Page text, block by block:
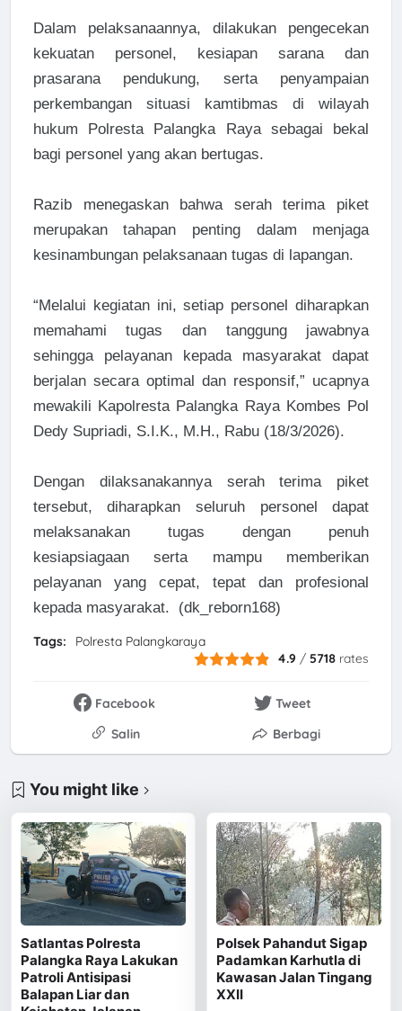
Dalam pelaksanaannya, dilakukan pengecekan
kekuatan personel, kesiapan sarana dan
prasarana pendukung, serta penyampaian
perkembangan situasi kamtibmas di wilayah
hukum Polresta Palangka Raya sebagai bekal
bagi personel yang akan bertugas.
Razib menegaskan bahwa serah terima piket
merupakan tahapan penting dalam menjaga
kesinambungan pelaksanaan tugas di lapangan.
“Melalui kegiatan ini, setiap personel diharapkan
memahami tugas dan tanggung jawabnya
sehingga pelayanan kepada masyarakat dapat
berjalan secara optimal dan responsif,” ucapnya
mewakili Kapolresta Palangka Raya Kombes Pol
Dedy Supriadi, S.I.K., M.H., Rabu (18/3/2026).
Dengan dilaksanakannya serah terima piket
tersebut, diharapkan seluruh personel dapat
melaksanakan tugas dengan penuh
kesiapsiagaan serta mampu memberikan
pelayanan yang cepat, tepat dan profesional
kepada masyarakat. (dk_reborn168)
Tags:
Polresta Palangkaraya
4.9 /5718 rates
Facebook
Tweet
Salin
Berbagi
You might like
Satlantas Polresta
Palangka Raya Lakukan
Patroli Antisipasi
Balapan Liar dan
Polsek Pahandut Sigap
Padamkan Karhutla di
Kawasan Jalan Tingang
XXII